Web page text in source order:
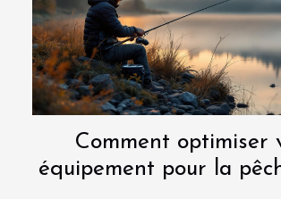
Comment optimiser
équipement pour la